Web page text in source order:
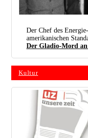
Enrico Mattei Erklärt Die Wichtige
Archiv, Rom) (foto: Https://
Mediateca Firenze.jpg/ Public
Der Chef des
amerikanischen
Der Gladio-Mord
Kultur